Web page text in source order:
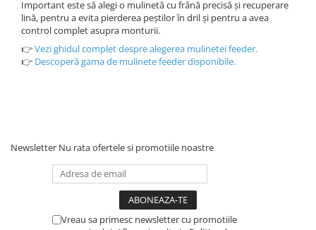
Important este să alegi o mulinetă cu frână precisă și recuperare
lină, pentru a evita pierderea peștilor în dril și pentru a avea
control complet asupra monturii.
👉Vezi ghidul complet despre alegerea mulinetei feeder.
👉 Descoperă gama de mulinete feeder disponibile.
Newsletter Nu rata ofertele si promotiile noastre
Vreau sa primesc newsletter cu promotiile